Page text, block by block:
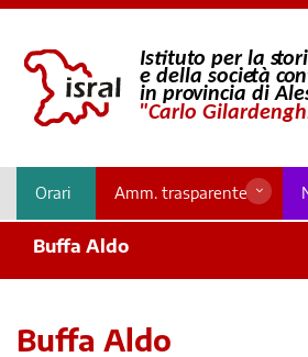
Orari Amm. trasparente
Buffa Aldo
Buffa Aldo